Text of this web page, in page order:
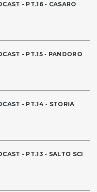
- PT.16 - CASARO
- PT.15 - PANDORO
- PT.14 - STORIA
- PT.13 - SALTO SCI